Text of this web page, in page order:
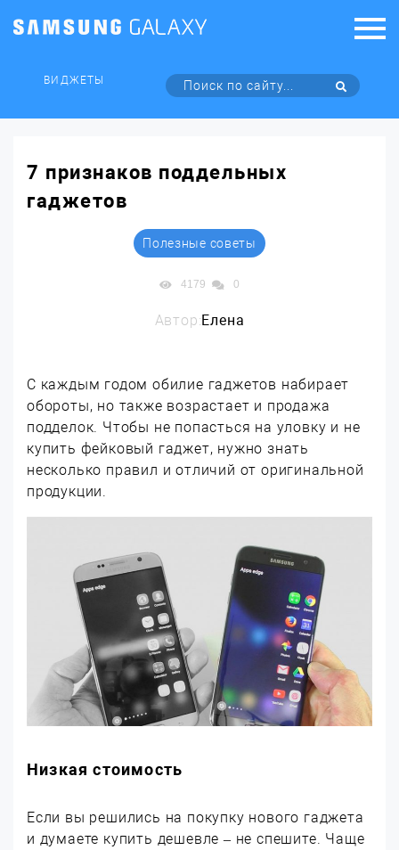
ВИДЖЕТЫ
7 признаков поддельных
гаджетов
Полезные советы
4179 0
Автор:Елена
С каждым годом обилие гаджетов набирает
обороты, но также возрастает и продажа
подделок. Чтобы не попасться на уловку и не
купить фейковый гаджет, нужно знать
несколько правил и отличий от оригинальной
продукции.
Низкая стоимость
Если вы решились на покупку нового гаджета
и думаете купить дешевле – не спешите. Чаще